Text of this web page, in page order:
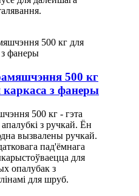
500 кг
з фанеры
500 кг - гэта
апалубкі з ручкай. Ён
вызвалены ручкай.
пад'ёмнага
для
опалубак з
для шруб.